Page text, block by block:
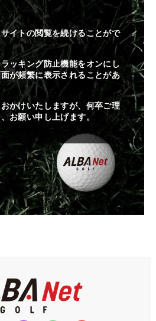
イトの閲覧を続けることがで
ッキング防止機能をオンにし
が頻繁に表示されることがあ
かけいたしますが、何卒ご理
お願い申し上げます。